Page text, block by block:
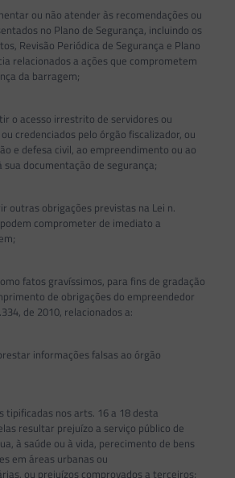
ou não atender às recomendações ou
no Plano de Segurança, incluindo os
Revisão Periódica de Segurança e Plano
relacionados a ações que comprometem
da barragem;
acesso irrestrito de servidores ou
credenciados pelo órgão fiscalizador, ou
e defesa civil, ao empreendimento ou ao
documentação de segurança;
obrigações previstas na Lei n.
comprometer de imediato a
fatos gravíssimos, para fins de gradação
de obrigações do empreendedor
de 2010, relacionados a:
informações falsas ao órgão
nos arts. 16 a 18 desta
resultar prejuízo a serviço público de
à saúde ou à vida, perecimento de bens
em áreas urbanas ou
ou prejuízos comprovados a terceiros;